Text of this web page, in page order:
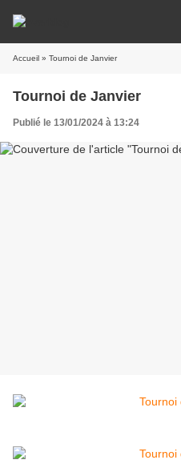
Accueil » Tournoi de Janvier
Tournoi de Janvier
Publié le 13/01/2024 à 13:24